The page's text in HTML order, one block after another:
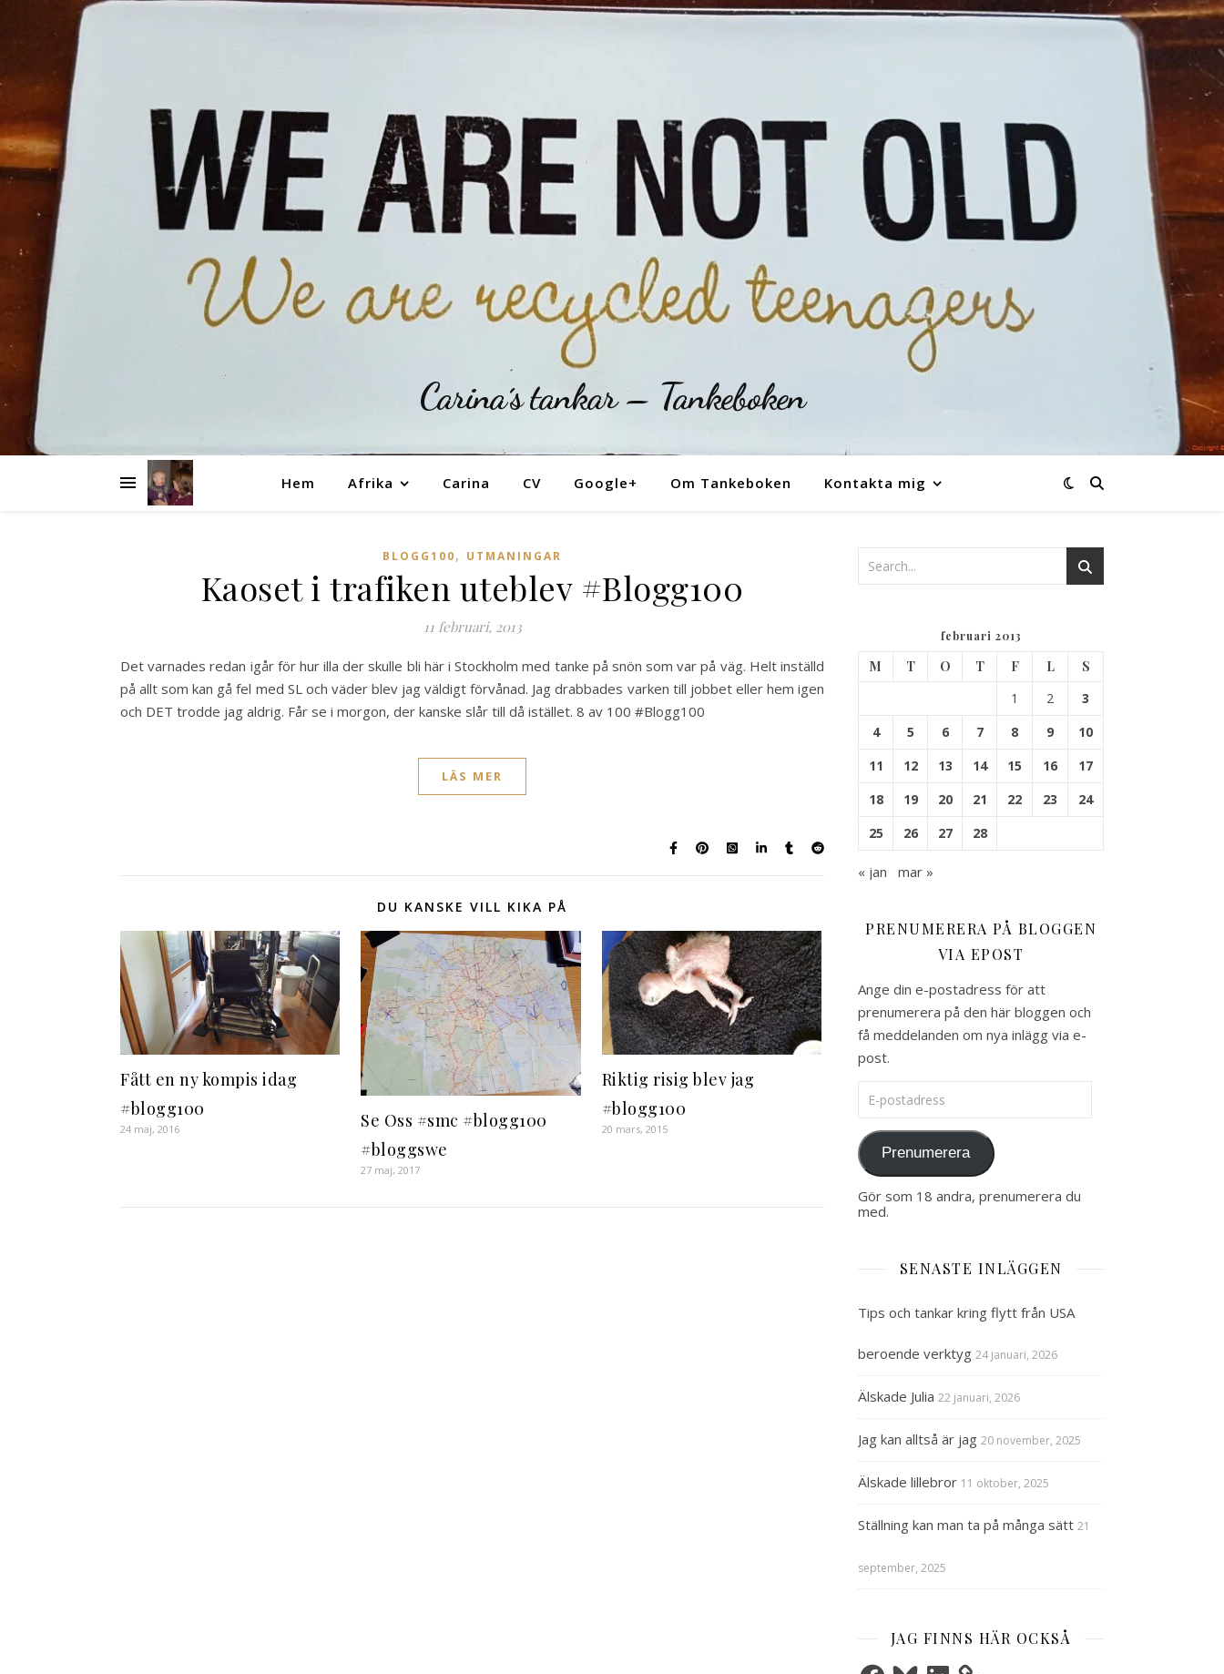
Carina´s tankar – Tankeboken
Hem Afrika Carina CV Google+ Om Tankeboken Kontakta mig
BLOGG100, UTMANINGAR
Kaoset i trafiken uteblev #Blogg100
11 februari, 2013
Det varnades redan igår för hur illa der skulle bli här i Stockholm med tanke på snön som var på väg. Helt inställd
på allt som kan gå fel med SL och väder blev jag väldigt förvånad. Jag drabbades varken till jobbet eller hem igen
och DET trodde jag aldrig. Får se i morgon, der kanske slår till då istället. 8 av 100 #Blogg100
LÄS MER
DU KANSKE VILL KIKA PÅ
Fått en ny kompis idag
#blogg100
24 maj, 2016
Se Oss #smc #blogg100
#bloggswe
27 maj, 2017
Riktig risig blev jag
#blogg100
20 mars, 2015
februari 2013
M T O T F L
S
1
2
3
4
5 6 7 8 9
10
11
12 13 14 15 16
17
18
19 20 21 22 23
24
25
26 27 28
« jan mar »
PRENUMERERA PÅ BLOGGEN
VIA EPOST
Ange din e-postadress för att
prenumerera på den här bloggen och
få meddelanden om nya inlägg via e-
post.
E-postadress
Prenumerera
Gör som 18 andra, prenumerera du
med.
SENASTE INLÄGGEN
Tips och tankar kring flytt från USA
beroende verktyg 24 januari, 2026
Älskade Julia 22 januari, 2026
Jag kan alltså är jag 20 november, 2025
Älskade lillebror 11 oktober, 2025
Ställning kan man ta på många sätt 21
september, 2025
JAG FINNS HÄR OCKSÅ
FacebookBlueskyLinkedIn